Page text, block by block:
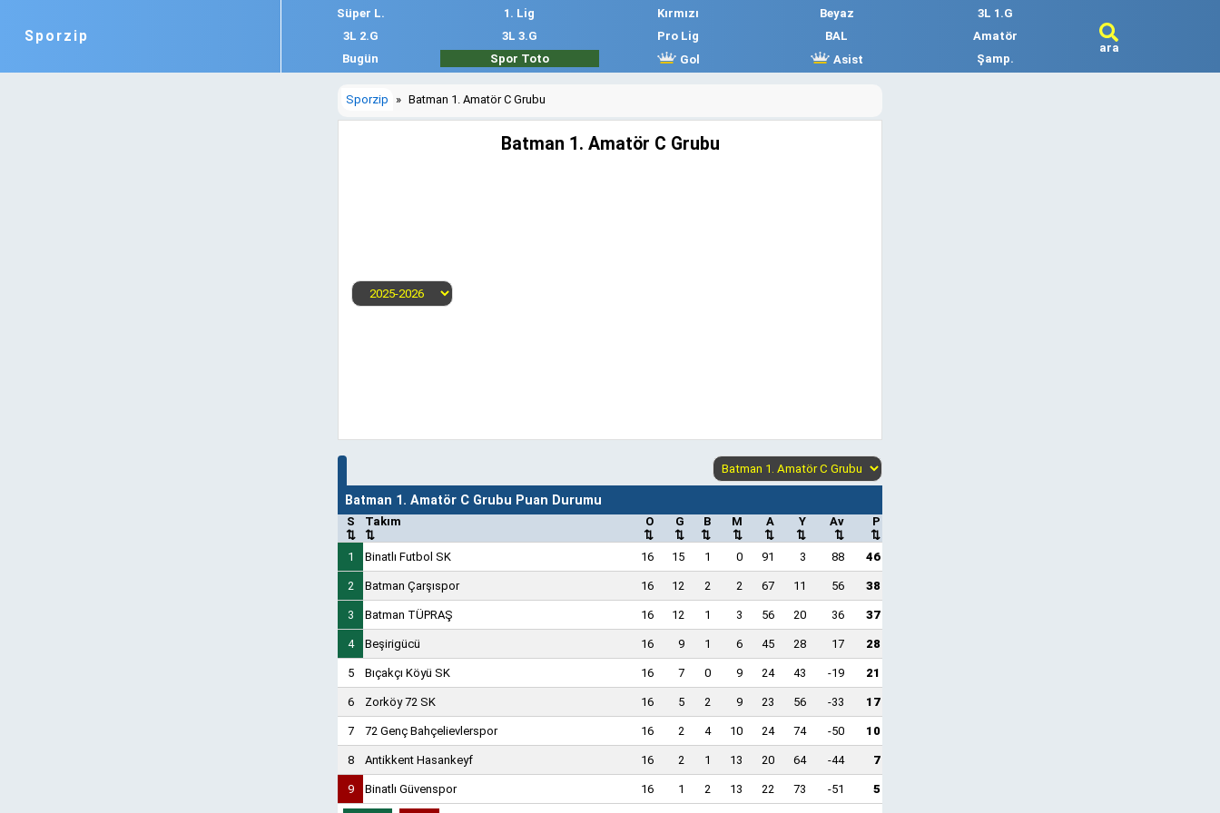
Sporzip
Süper L. 1. Lig Kırmızı Beyaz
3L 1.G
3L 2.G
3L 3.G Pro Lig BAL
Amatör
Bugün
Spor Toto Gol Asist Şamp.
ara
Sporzip » Batman 1. Amatör C Grubu
Batman 1. Amatör C Grubu
Batman 1. Amatör C Grubu Puan Durumu
S
⇅
Takım
⇅
O
⇅
G
⇅
B
⇅
M
⇅
A
⇅
Y
⇅
Av
⇅
P
⇅
1
Binatlı Futbol SK 16 15 1 0 91 3 88 46
2 Batman Çarşıspor 16 12 2 2 67 11 56 38
3 Batman TÜPRAŞ 16 12 1 3 56 20 36 37
4 Beşirigücü 16 9 1 6 45 28 17 28
5 Bıçakçı Köyü SK 16 7 0 9 24 43 -19 21
6 Zorköy 72 SK 16 5 2 9 23 56 -33 17
7 72 Genç Bahçelievlerspor 16 2 4 10 24 74 -50 10
8 Antikkent Hasankeyf 16 2 1 13 20 64 -44 7
9 Binatlı Güvenspor 16 1 2 13 22 73 -51 5